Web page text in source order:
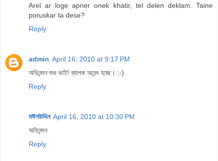
Arel ar loge apner onek khatir, tel delen deklam. Taine
poruskar ta dese?
Reply
admin April 16, 2010 at 9:17 PM
অভিনন্দন শুভ ভাই! ব্যাপক আনন্দ হচ্ছে। :-)
Reply
মঈনউদ্দিন April 16, 2010 at 10:30 PM
অভিনন্দন
Reply